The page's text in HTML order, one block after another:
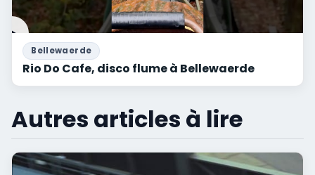
Bellewaerde
Rio Do Cafe, disco flume à Bellewaerde
Autres articles à lire